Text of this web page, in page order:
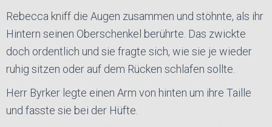
Rebecca kniff die Augen zusammen und stöhnte, als ihr
Hintern seinen Oberschenkel berührte. Das zwickte
doch ordentlich und sie fragte sich, wie sie je wieder
ruhig sitzen oder auf dem Rücken schlafen sollte.
Herr Byrker legte einen Arm von hinten um ihre Taille
und fasste sie bei der Hüfte.